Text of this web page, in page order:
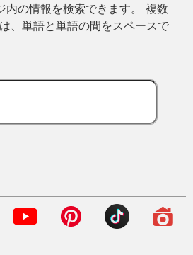
内の情報を検索できます。 複数
、単語と単語の間をスペースで